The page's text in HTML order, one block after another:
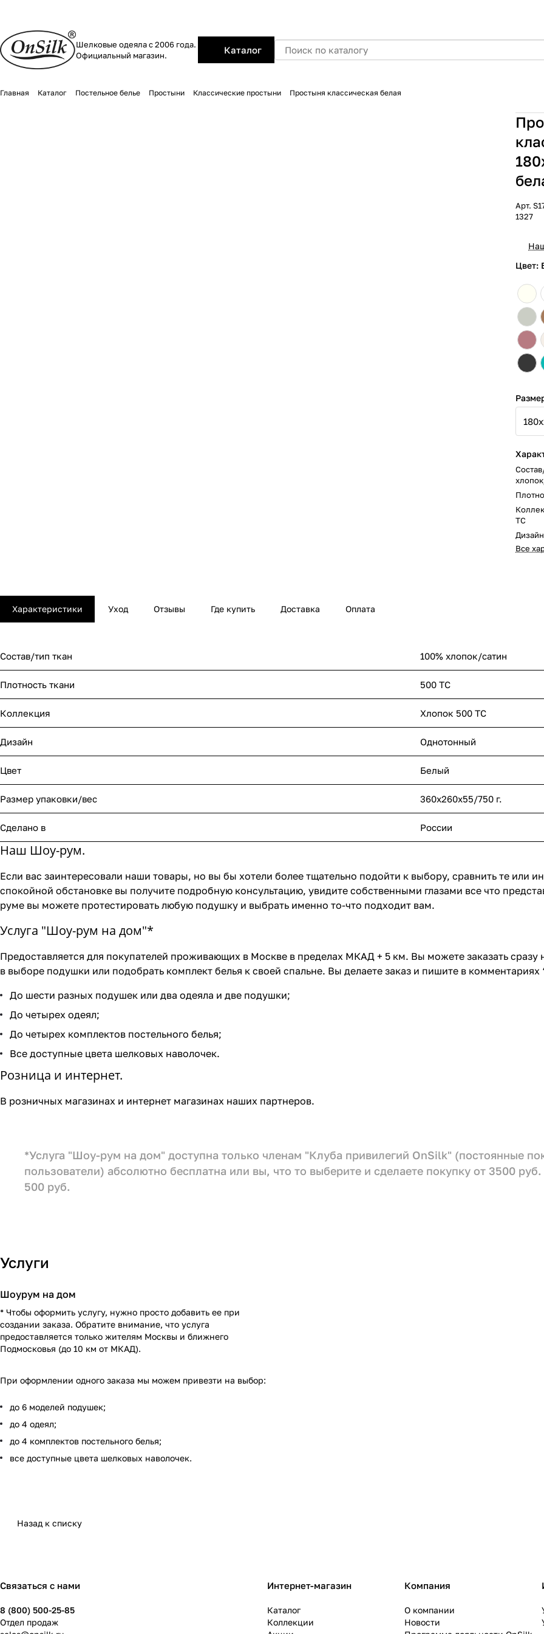
Шелковые одеяла с 2006 года.
Официальный магазин.
Каталог
Главная Каталог Постельное белье Простыни Классические простыни Простыня классическая белая
Арт.
1327
Цвет:
ТС
Дизайн
Все
Характеристики Уход Отзывы Где купить Доставка Оплата
Состав/тип ткан 100% хлопок/сатин
Плотность ткани 500 ТС
Коллекция Хлопок 500 ТС
Дизайн Однотонный
Цвет Белый
Размер упаковки/вес 360х260х55/750 г.
Сделано в России
Наш Шоу-рум.
Если вас заинтересовали наши товары, но вы бы хотели более тщательно подойти к выбору, сравнить те
спокойной обстановке вы получите подробную консультацию, увидите собственными глазами все что
руме вы можете протестировать любую подушку и выбрать именно то-что подходит вам.
Услуга "Шоу-рум на дом"*
Предоставляется для покупателей проживающих в Москве в пределах МКАД + 5 км. Вы можете заказать
в выборе подушки или подобрать комплект белья к своей спальне. Вы делаете заказ и пишите в
До шести разных подушек или два одеяла и две подушки;
До четырех одеял;
До четырех комплектов постельного белья;
Все доступные цвета шелковых наволочек.
Розница и интернет.
В розничных магазинах и интернет магазинах наших партнеров.
*Услуга "Шоу-рум на дом" доступна только членам "Клуба привилегий OnSilk" (постоянные
пользователи) абсолютно бесплатна или вы, что то выберите и сделаете покупку от 3500
500 руб.
Услуги
Шоурум на дом
* Чтобы оформить услугу, нужно просто добавить ее при
создании заказа. Обратите внимание, что услуга
предоставляется только жителям Москвы и ближнего
Подмосковья (до 10 км от МКАД).
При оформлении одного заказа мы можем привезти на выбор:
до 6 моделей подушек;
до 4 одеял;
до 4 комплектов постельного белья;
все доступные цвета шелковых наволочек.
Назад к списку
Связаться с нами
8 (800) 500-25-85
Отдел продаж
Интернет-магазин
Каталог
Коллекции
Компания
О компании
Новости